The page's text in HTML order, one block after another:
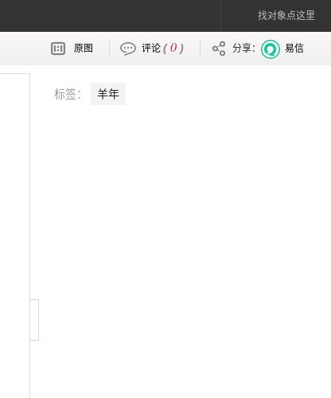
找对象点这里
原图 评论 (0 ) 分享： 易信
标签： 羊年